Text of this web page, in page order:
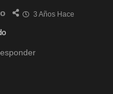
3 Años Hace